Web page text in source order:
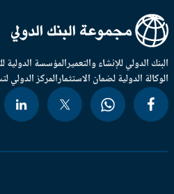
الدولي للإنشاء والتعميرالمؤسسة الدولية
الدولية لضمان الاستثمارالمركز الدولي